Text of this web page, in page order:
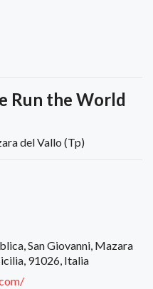
Run the World
del Vallo (Tp)
San Giovanni, Mazara
91026, Italia